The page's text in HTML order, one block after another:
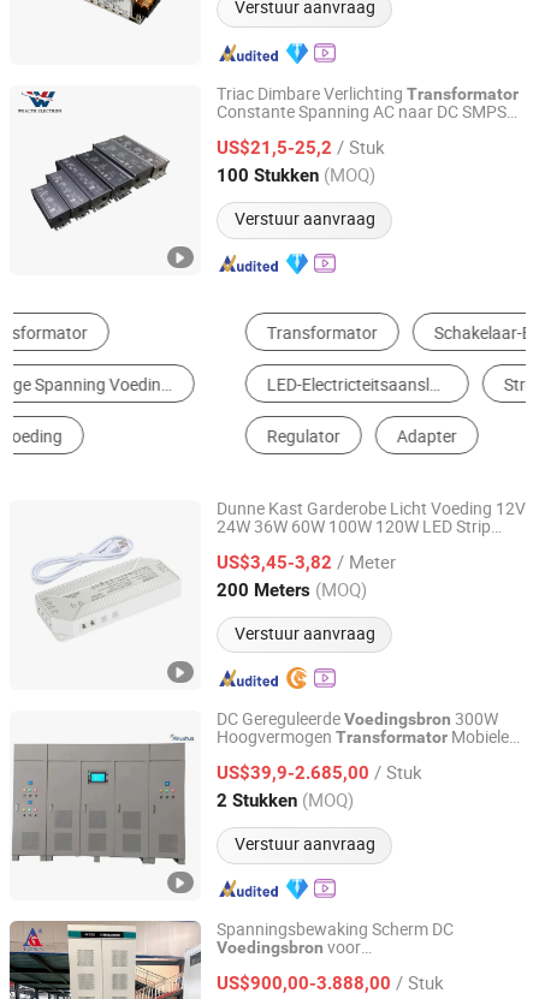
Verstuur aanvraag
Triac Dimbare Verlichting Transformator
Constante Spanning AC naar DC SMPS
Voeding 60W
US$21,5-25,2 / Stuk
100 Stukken (MOQ)
Verstuur aanvraag
Hangzhou Udwells Technology Co., Ltd.
Zhejiang, China Sinds 2025
Transformator
Regulator
Dunne Kast Garderobe Licht Voeding 12V
24W 36W 60W 100W 120W LED Strip
LED Driver
US$3,45-3,82 / Meter
200 Meters (MOQ)
Verstuur aanvraag
SHENZHEN FITLED LIGHTING CO., LTD.
Guangdong, China Sinds 2022
DC GereguleerdeVoedingsbron 300W
Hoogvermogen Transformator Mobiele
Apparatuur
US$39,9-2.685,00 / Stuk
2 Stukken (MOQ)
Verstuur aanvraag
Jinan Xinyuhua Energy Technology Co., Ltd.
Shandong, China Sinds 2021
Spanningsbewaking Scherm DC
Voedingsbron voor
IP30 Beveiligingsniveau Voedingsbron
US$900,00-3.888,00 / Stuk
Shandong Angao Electric Equipment Co., Ltd.